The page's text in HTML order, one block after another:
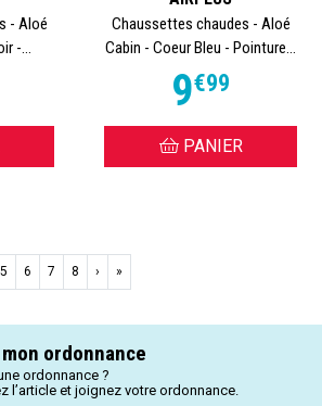
- Aloé
-...
Chaussettes chaudes - Aloé
Cabin - Coeur Bleu - Pointure...
9€99
PANIER
5 6 7 8 › »
ordonnance
ordonnance ?
l’article et joignez votre ordonnance.